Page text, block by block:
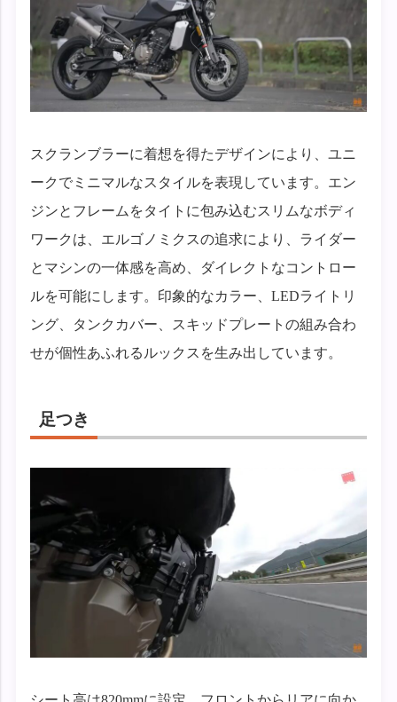
スクランブラーに着想を得たデザインにより、ユニ
ークでミニマルなスタイルを表現しています。エン
ジンとフレームをタイトに包み込むスリムなボディ
ワークは、エルゴノミクスの追求により、ライダー
とマシンの一体感を高め、ダイレクトなコントロー
ルを可能にします。印象的なカラー、LEDライトリ
ング、タンクカバー、スキッドプレートの組み合わ
せが個性あふれるルックスを生み出しています。
足つき